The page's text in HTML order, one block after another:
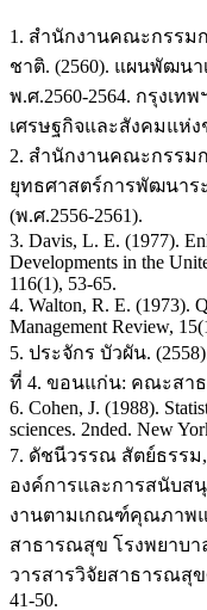
1. สำนักงานคณะกรรม
ชาติ. (2560). แผนพัฒน
พ.ศ.2560-2564. กรุงเ
เศรษฐกิจและสังคมแห่ง
2. สำนักงานคณะกรรม
ยุทธศาสตร์การพัฒนาร
(พ.ศ.2556-2561).
3. Davis, L. E. (1977).
Developments in the
116(1), 53-65.
4. Walton, R. E. (1973).
Management Review,
5. ประจักร บัวผัน.
ที่ 4. ขอนแก่น: คณะสา
6. Cohen, J. (1988).
sciences. 2nded. New
7. ดัชนีวรรณ สัตย์ธรรม
องค์การและการสนับส
งานตามเกณฑ์คุณภาพ
สาธารณสุข โรงพยาบ
วารสารวิจัยสาธารณสุ
41-50.